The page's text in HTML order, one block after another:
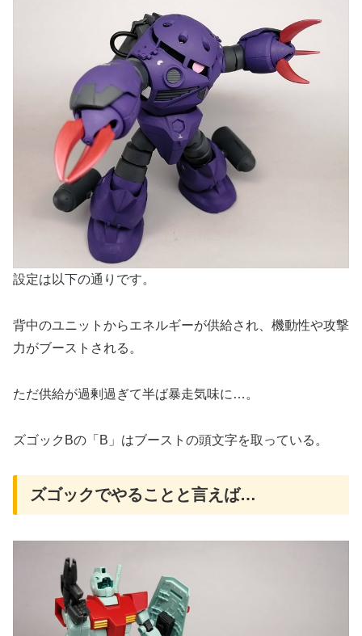
設定は以下の通りです。
背中のユニットからエネルギーが供給され、機動性や攻撃
力がブーストされる。
ただ供給が過剰過ぎて半ば暴走気味に…。
ズゴックBの「B」はブーストの頭文字を取っている。
ズゴックでやることと言えば…